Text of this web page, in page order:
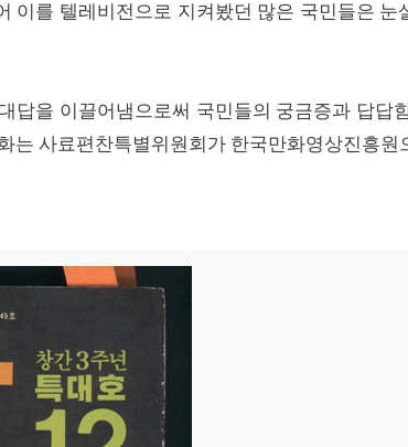
를 텔레비전으로 지켜봤던 많은 국민들은 눈
을 이끌어냄으로써 국민들의 궁금증과 답답
는 사료편찬특별위원회가 한국만화영상진흥원